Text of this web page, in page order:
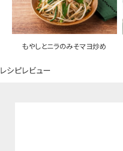
もやしとニラのみそマヨ炒め
レシピレビュー